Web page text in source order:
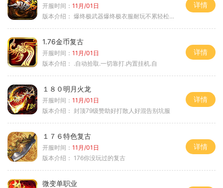
开服时间： 11月/01日
版本介绍： 爆终极武器爆终极衣服耐玩不累轻松满级
详情
1.76金币复古
开服时间： 11月/01日
版本介绍： .自动拾取.一切靠打.内置挂机.自
详情
１８０明月火龙
开服时间： 11月/01日
版本介绍： 封顶79级赞助好打散人好混告别坑服
详情
１７６特色复古
开服时间： 11月/01日
版本介绍： 176你没玩过的复古
详情
微变单职业